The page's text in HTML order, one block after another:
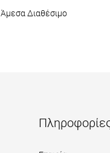
Άμεσα Διαθέσιμο